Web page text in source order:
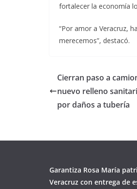
fortalecer la economía
“Por amor a Veracruz,
merecemos”, destacó.
Cierran paso a
nuevo relleno
por daños a tubería
Garantiza Rosa María
Veracruz con entrega de